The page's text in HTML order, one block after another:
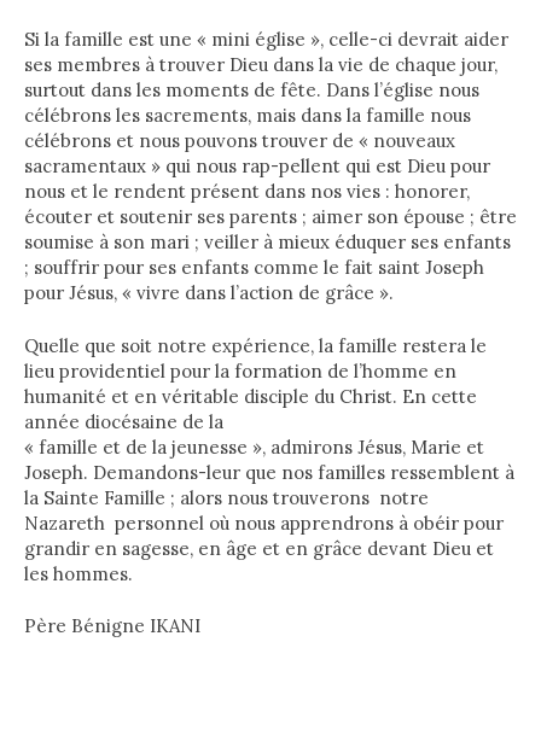
Si la famille est une « mini église », celle-ci devrait aider
ses membres à trouver Dieu dans la vie de chaque jour,
surtout dans les moments de fête. Dans l’église nous
célébrons les sacrements, mais dans la famille nous
célébrons et nous pouvons trouver de « nouveaux
sacramentaux » qui nous rap-pellent qui est Dieu pour
nous et le rendent présent dans nos vies : honorer,
écouter et soutenir ses parents ; aimer son épouse ; être
soumise à son mari ; veiller à mieux éduquer ses enfants
; souffrir pour ses enfants comme le fait saint Joseph
pour Jésus, « vivre dans l’action de grâce ».
Quelle que soit notre expérience, la famille restera le
lieu providentiel pour la formation de l’homme en
humanité et en véritable disciple du Christ. En cette
année diocésaine de la
« famille et de la jeunesse », admirons Jésus, Marie et
Joseph. Demandons-leur que nos familles ressemblent à
la Sainte Famille ; alors nous trouverons notre
Nazareth personnel où nous apprendrons à obéir pour
grandir en sagesse, en âge et en grâce devant Dieu et
les hommes.
Père Bénigne IKANI